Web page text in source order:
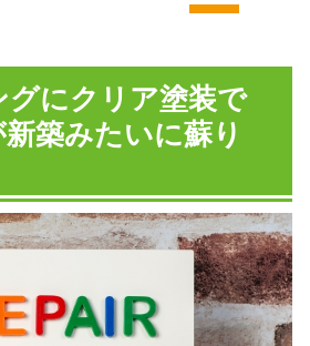
グにクリア塗装で
築みたいに蘇り